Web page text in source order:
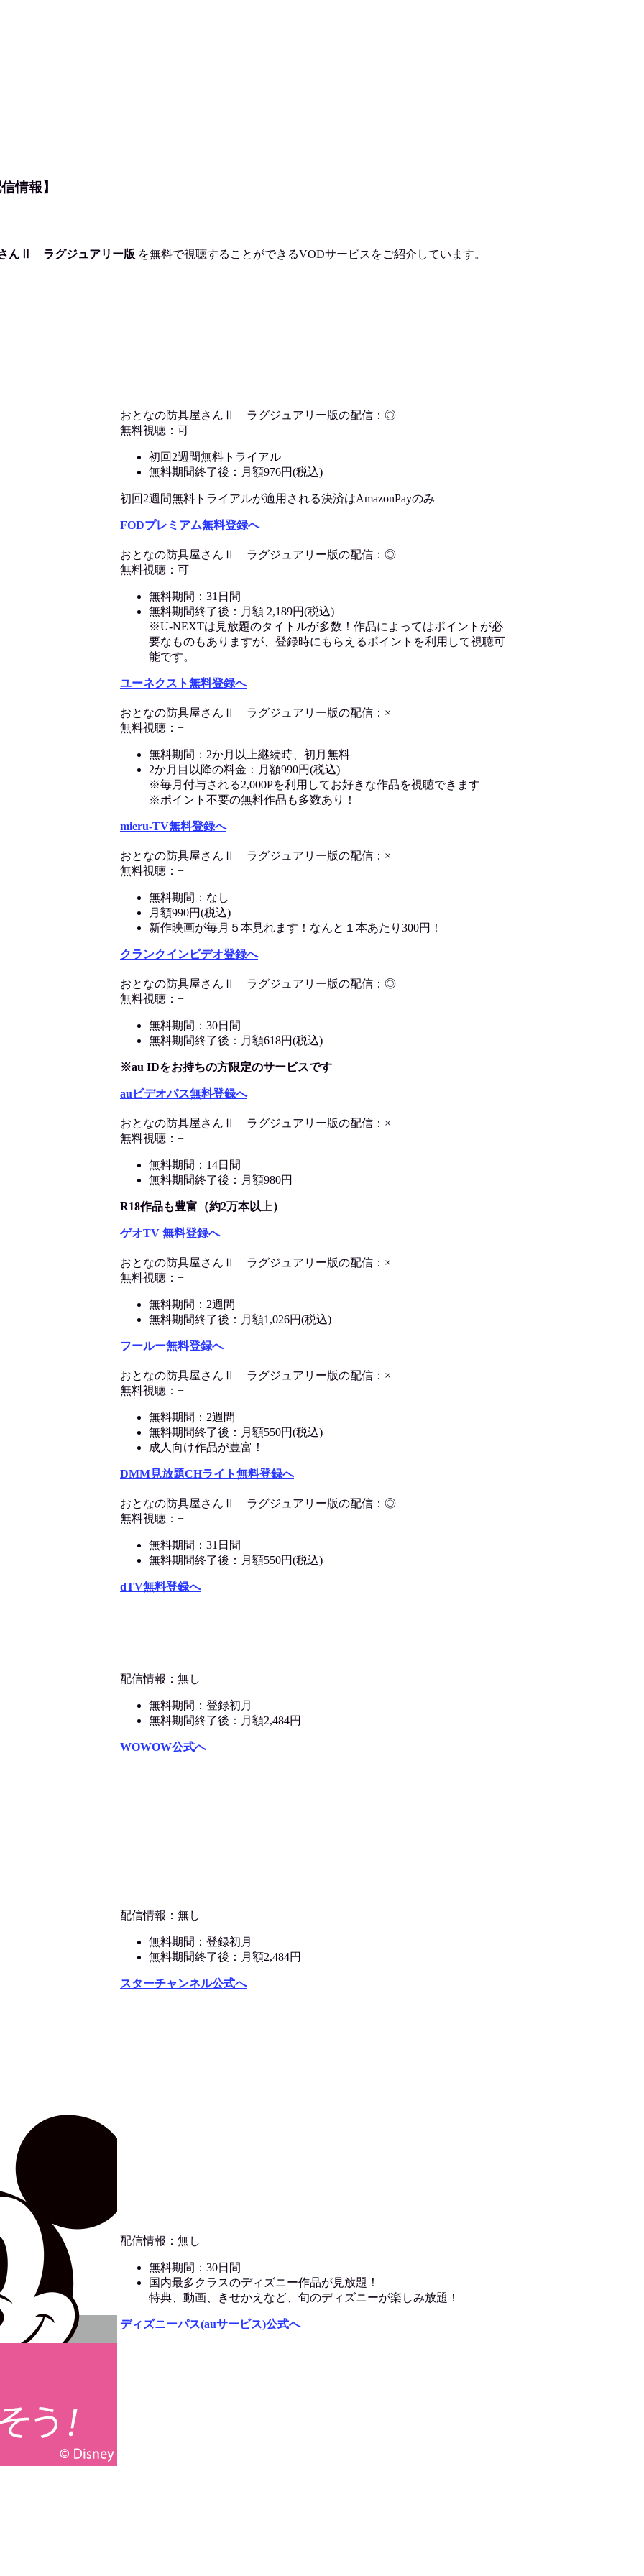
情報】
んⅡ ラグジュアリー版 を無料で視聴することができるVODサービスをご紹介しています。
おとなの防具屋さんⅡ ラグジュアリー版の配信：◎
無料視聴：可
初回2週間無料トライアル
無料期間終了後：月額976円(税込)
初回2週間無料トライアルが適用される決済はAmazonPayのみ
FODプレミアム無料登録へ
おとなの防具屋さんⅡ ラグジュアリー版の配信：◎
無料視聴：可
無料期間：31日間
無料期間終了後：月額 2,189円(税込)
※U-NEXTは見放題のタイトルが多数！作品によってはポイントが必
要なものもありますが、登録時にもらえるポイントを利用して視聴可
能です。
ユーネクスト無料登録へ
おとなの防具屋さんⅡ ラグジュアリー版の配信：×
無料視聴：−
無料期間：2か月以上継続時、初月無料
2か月目以降の料金：月額990円(税込)
※毎月付与される2,000Pを利用してお好きな作品を視聴できます
※ポイント不要の無料作品も多数あり！
mieru-TV無料登録へ
おとなの防具屋さんⅡ ラグジュアリー版の配信：×
無料視聴：−
無料期間：なし
月額990円(税込)
新作映画が毎月５本見れます！なんと１本あたり300円！
クランクインビデオ登録へ
おとなの防具屋さんⅡ ラグジュアリー版の配信：◎
無料視聴：−
無料期間：30日間
無料期間終了後：月額618円(税込)
※au IDをお持ちの方限定のサービスです
auビデオパス無料登録へ
おとなの防具屋さんⅡ ラグジュアリー版の配信：×
無料視聴：−
無料期間：14日間
無料期間終了後：月額980円
R18作品も豊富（約2万本以上）
ゲオTV 無料登録へ
おとなの防具屋さんⅡ ラグジュアリー版の配信：×
無料視聴：−
無料期間：2週間
無料期間終了後：月額1,026円(税込)
フールー無料登録へ
おとなの防具屋さんⅡ ラグジュアリー版の配信：×
無料視聴：−
無料期間：2週間
無料期間終了後：月額550円(税込)
成人向け作品が豊富！
DMM見放題CHライト無料登録へ
おとなの防具屋さんⅡ ラグジュアリー版の配信：◎
無料視聴：−
無料期間：31日間
無料期間終了後：月額550円(税込)
dTV無料登録へ
配信情報：無し
無料期間：登録初月
無料期間終了後：月額2,484円
WOWOW公式へ
配信情報：無し
無料期間：登録初月
無料期間終了後：月額2,484円
スターチャンネル公式へ
配信情報：無し
無料期間：30日間
国内最多クラスのディズニー作品が見放題！
特典、動画、きせかえなど、旬のディズニーが楽しみ放題！
ディズニーパス(auサービス)公式へ